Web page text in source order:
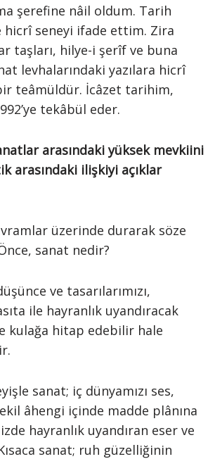
şerefine nâil oldum. Tarih
hicrî seneyi ifade ettim. Zira
taşları, hilye-i şerîf ve buna
levhalarındaki yazılara hicrî
teâmüldür. İcâzet tarihim,
tekâbül eder.
arasındaki yüksek mevkiini
arasındaki ilişkiyi açıklar
üzerinde durarak söze
sanat nedir?
ve tasarılarımızı,
ile hayranlık uyandıracak
kulağa hitap edebilir hale
sanat; iç dünyamızı ses,
âhengi içinde madde plânına
hayranlık uyandıran eser ve
sanat; ruh güzelliğinin